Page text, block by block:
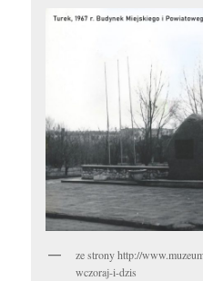
ze strony http://
wczoraj-i-dzis